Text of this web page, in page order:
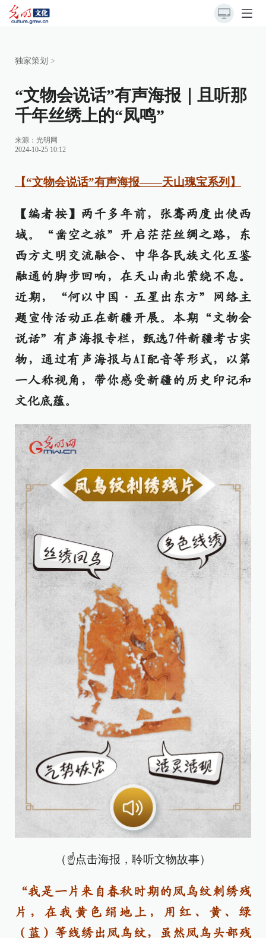
独家策划 >
“文物会说话”有声海报｜且听那
千年丝绣上的“凤鸣”
来源： 光明网
2024-10-25 10:12
【“文物会说话”有声海报——天山瑰宝系列】
【编者按】两千多年前，张骞两度出使西
域。“凿空之旅”开启茫茫丝绸之路，东
西方文明交流融合、中华各民族文化互鉴
融通的脚步回响，在天山南北萦绕不息。
近期，“何以中国·五星出东方”网络主
题宣传活动正在新疆开展。本期“文物会
说话”有声海报专栏，甄选7件新疆考古实
物，通过有声海报与AI配音等形式，以第
一人称视角，带你感受新疆的历史印记和
文化底蕴。
（☝点击海报，聆听文物故事）
“我是一片来自春秋时期的凤鸟纹刺绣残
片，在我黄色绢地上，用红、黄、绿
（蓝）等线绣出凤鸟纹，虽然凤鸟头部残